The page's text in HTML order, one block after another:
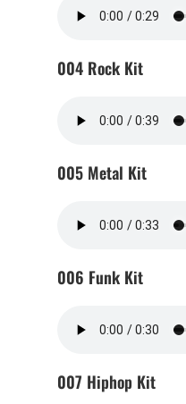
004 Rock Kit
005 Metal Kit
006 Funk Kit
007 Hiphop Kit